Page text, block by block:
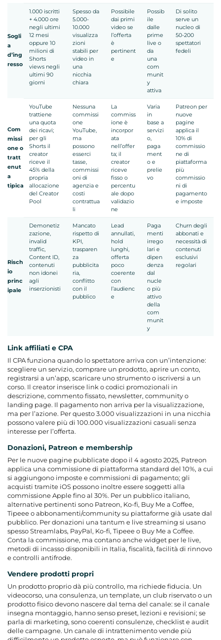
Sogli
a
d’ing
resso
1.000 iscritti
+ 4.000 ore
negli ultimi
12 mesi
oppure 10
milioni di
Shorts
views negli
ultimi 90
giorni
Spesso da
5.000-
10.000
visualizza
zioni
stabili per
video in
una
nicchia
chiara
Possibile
dai primi
video se
l’offerta
è
pertinent
e
Possib
ile
dalle
prime
live o
da
una
com
munit
y
attiva
Di solito
serve un
nucleo di
50-200
spettatori
fedeli
Com
missi
one o
tratt
enut
a
tipica
YouTube
trattiene
una quota
dei ricavi;
per gli
Shorts il
creator
riceve il
45% della
propria
allocazione
del Creator
Pool
Nessuna
commissi
one
YouTube,
ma
possono
esserci
tasse,
commissi
oni di
agenzia e
costi
contrattua
li
La
commiss
ione è
incorpor
ata
nell’offer
ta; il
creator
riceve
fisso o
percentu
ale dopo
validazio
ne
Varia
in
base a
servizi
o,
paga
ment
o e
prelie
vo
Patreon per
nuove
pagine
applica il
10% di
commissio
ne di
piattaforma
più
commissio
ni di
pagamento
e imposte
Risch
io
princ
ipale
Demonetiz
zazione,
invalid
traffic,
Content ID,
contenuti
non idonei
agli
inserzionisti
Mancato
rispetto di
KPI,
trasparen
za
pubblicita
ria,
conflitto
con il
pubblico
Lead
annullati,
hold
lunghi,
offerta
poco
coerente
con
l’audienc
e
Paga
menti
irrego
lari e
dipen
denza
dal
nucle
o più
attivo
della
com
munit
y
Churn degli
abbonati e
necessità di
contenuti
esclusivi
regolari
Link affiliati e CPA
Il CPA funziona quando lo spettatore arriva con un’intenzione:
scegliere un servizio, comprare un prodotto, aprire un conto,
registrarsi a un’app, scaricare uno strumento o iscriversi a un
corso. Il creator inserisce link o codici promozionali in
descrizione, commento fissato, newsletter, community o
landing page. Il pagamento non arriva per la visualizzazione,
ma per l’azione. Per questo 3.000 visualizzazioni in una nicchia
possono valere più di 100.000 visualizzazioni casuali senza
interesse per l’offerta.
Donazioni, Patreon e membership
Per le nuove pagine pubblicate dopo il 4 agosto 2025, Patreon
applica una commissione di piattaforma standard del 10%, a cui
si aggiungono imposte e commissioni di pagamento; gli
acquisti tramite iOS possono inoltre essere soggetti alla
commissione Apple fino al 30%. Per un pubblico italiano,
alternative pertinenti sono Patreon, Ko-fi, Buy Me a Coffee,
Tipeee o abbonamenti/community su piattaforme già usate dal
pubblico. Per donazioni una tantum e live streaming si usano
spesso Streamlabs, PayPal, Ko-fi, Tipeee o Buy Me a Coffee.
Conta la commissione, ma contano anche widget per le live,
metodi di incasso disponibili in Italia, fiscalità, facilità di rinnovo
e controlli antifrode.
Vendere prodotti propri
Un prodotto proprio dà più controllo, ma richiede fiducia. Un
videocorso, una consulenza, un template, un club riservato o un
prodotto fisico devono nascere dal tema del canale: se il canale
insegna montaggio, hanno senso preset, lezioni e revisioni; se
parla di marketing, sono coerenti consulenze, checklist e audit
delle campagne. Un canale di intrattenimento vende più